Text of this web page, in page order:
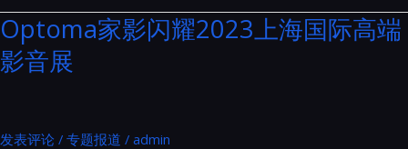
家
庭
影
造
Optoma家影闪耀2023上海国际高端
影音展
发表评论 / 专题报道 / admin